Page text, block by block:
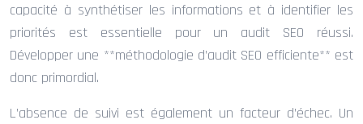
capacité à synthétiser les informations et à identifier les
priorités est essentielle pour un audit SEO réussi.
Développer une **méthodologie d’audit SEO efficiente** est
donc primordial.
L’absence de suivi est également un facteur d’échec. Un